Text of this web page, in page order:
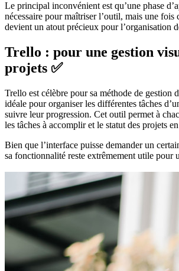
Le principal inconvénient est qu’une phase
nécessaire pour maîtriser l’outil, mais une fois
devient un atout précieux pour l’organisation
Trello : pour une gestion
projets ✅
Trello est célèbre pour sa méthode de gestion
idéale pour organiser les différentes tâches
suivre leur progression. Cet outil permet à
les tâches à accomplir et le statut des projets
Bien que l’interface puisse demander un
sa fonctionnalité reste extrêmement utile pour